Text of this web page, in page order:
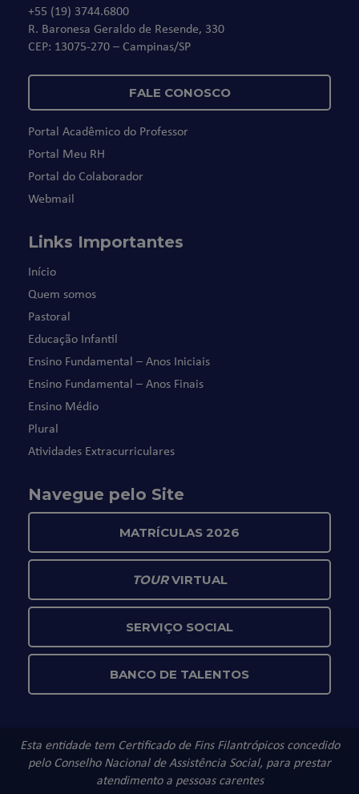
+55 (19) 3744.6800
R. Baronesa Geraldo de Resende, 330
CEP: 13075-270 – Campinas/SP
FALE CONOSCO
Portal Acadêmico do Professor
Portal Meu RH
Portal do Colaborador
Webmail
Links Importantes
Início
Quem somos
Pastoral
Educação Infantil
Ensino Fundamental – Anos Iniciais
Ensino Fundamental – Anos Finais
Ensino Médio
Plural
Atividades Extracurriculares
Navegue pelo Site
MATRÍCULAS 2026
TOURVIRTUAL
SERVIÇO SOCIAL
BANCO DE TALENTOS
Esta entidade tem Certificado de Fins Filantrópicos concedido
pelo Conselho Nacional de Assistência Social, para prestar
atendimento a pessoas carentes